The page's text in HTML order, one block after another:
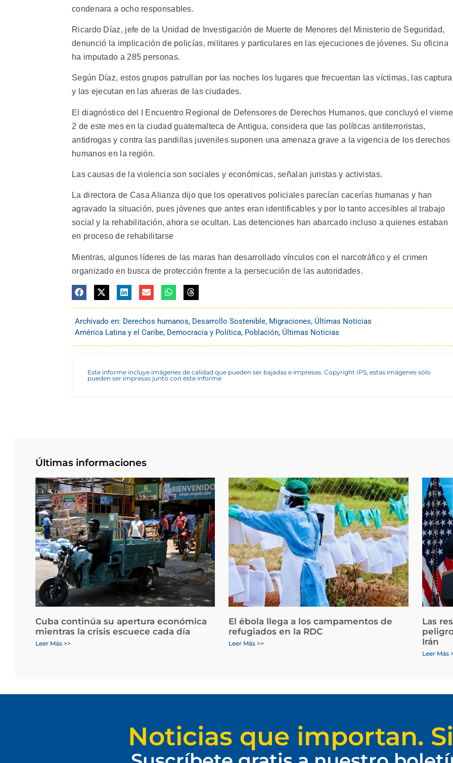
condenara a ocho responsables.
Ricardo Díaz, jefe de la Unidad de Investigación de Muerte de Menores del Ministerio de Seguridad,
denunció la implicación de policías, militares y particulares en las ejecuciones de jóvenes. Su oficina
ha imputado a 285 personas.
Según Díaz, estos grupos patrullan por las noches los lugares que frecuentan las víctimas, las
y las ejecutan en las afueras de las ciudades.
El diagnóstico del I Encuentro Regional de Defensores de Derechos Humanos, que concluyó el
2 de este mes en la ciudad guatemalteca de Antigua, considera que las políticas antiterroristas,
antidrogas y contra las pandillas juveniles suponen una amenaza grave a la vigencia de los derechos
humanos en la región.
Las causas de la violencia son sociales y económicas, señalan juristas y activistas.
La directora de Casa Alianza dijo que los operativos policiales parecían cacerías humanas y han
agravado la situación, pues jóvenes que antes eran identificables y por lo tanto accesibles al trabajo
social y la rehabilitación, ahora se ocultan. Las detenciones han abarcado incluso a quienes estaban
en proceso de rehabilitarse
Mientras, algunos líderes de las maras han desarrollado vínculos con el narcotráfico y el crimen
organizado en busca de protección frente a la persecución de las autoridades.
Archivado en: Derechos humanos, Desarrollo Sostenible, Migraciones, Últimas Noticias
América Latina y el Caribe, Democracia y Política, Población, Últimas Noticias
Este informe incluye imágenes de calidad que pueden ser bajadas e impresas. Copyright IPS, estas imágenes sólo
pueden ser impresas junto con este informe
Últimas informaciones
Cuba continúa su apertura económica
mientras la crisis escuece cada día
Leer Más >>
El ébola llega a los campamentos de
refugiados en la RDC
Leer Más >>
Las
Irán
Leer Más
Noticias que importan.